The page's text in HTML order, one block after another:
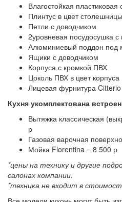
Влагостойкая
Плинтус в цвет столешницы
Петли с доводчиком
2уровневая посудосушка
Алюминиевый поддон под
Ящики с доводчиком
Корпуса с кромкой ПВХ
Цоколь ПВХ в цвет корпуса
Лицевая фурнитура
Кухня укомплектована
Вытяжка классическая
р
Газовая варочная
Мойка Florentina = 8 500 р
*цены на технику и другие
салонах компании.
*техника не входит в